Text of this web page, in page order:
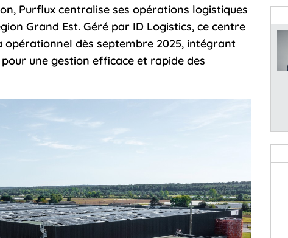
Purflux centralise ses opérations logistiques
Grand Est. Géré par ID Logistics, ce centre
opérationnel dès septembre 2025, intégrant
une gestion efficace et rapide des